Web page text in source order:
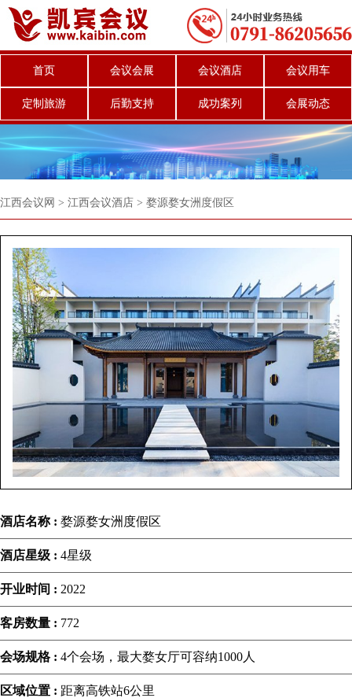
首页 会议会展 会议酒店 会议用车
定制旅游 后勤支持 成功案列 会展动态
江西会议网 > 江西会议酒店 > 婺源婺女洲度假区
酒店名称 : 婺源婺女洲度假区
酒店星级 : 4星级
开业时间 : 2022
客房数量 : 772
会场规格 : 4个会场，最大婺女厅可容纳1000人
区域位置 : 距离高铁站6公里